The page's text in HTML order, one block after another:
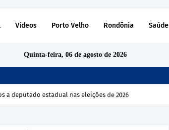
Vídeos Porto Velho Rondônia Saúde
Quinta-feira, 06 de agosto de 2026
a deputado estadual nas eleições de 2026